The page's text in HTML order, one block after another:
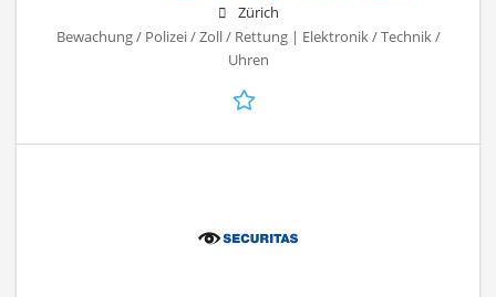
Zürich
Bewachung / Polizei / Zoll / Rettung | Elektronik / Technik /
Uhren